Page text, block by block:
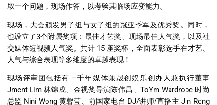
取一个问题，现场作答，以考验其临场应变能力。
现场，大会颁发男子组与女子组的冠亚季军及优秀奖。同时，
也设立了3个附属奖项：最佳才艺奖、现场最佳人气奖，以及社
交媒体短视频人气奖。共计 15 座奖杯，全面表彰选手在才艺、
人气与综合表现等多维度的卓越表现！
现场评审团包括有 –千年媒体兼晟创娱乐创办人兼执行董事
Jment Lim 林锦成、金视奖导演陈伟昌、 ToYm Wardrobe 时尚
总监 Nini Wong 黄馨莹、前国家电台 DJ/讲师/直播主 Jin Rong